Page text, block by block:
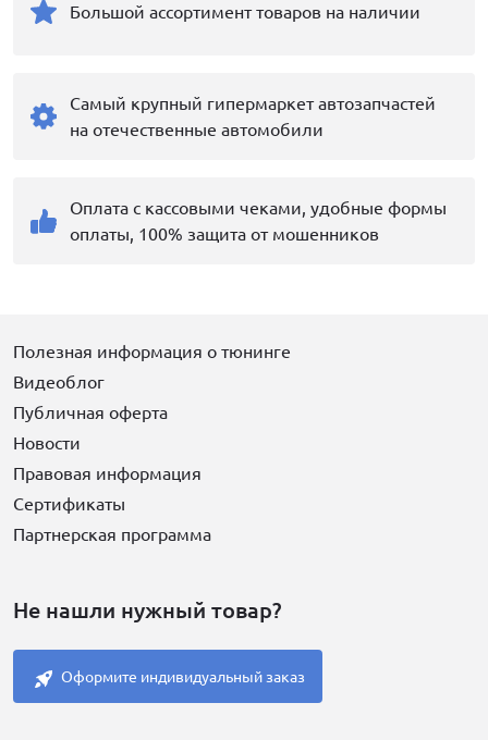
Большой ассортимент товаров на наличии
Самый крупный гипермаркет автозапчастей
на отечественные автомобили
Оплата с кассовыми чеками, удобные формы
оплаты, 100% защита от мошенников
Полезная информация о тюнинге
Видеоблог
Публичная оферта
Новости
Правовая информация
Сертификаты
Партнерская программа
Не нашли нужный товар?
Оформите индивидуальный заказ